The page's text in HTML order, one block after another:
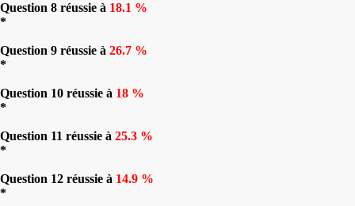
Question 8 réussie à 18.1 %
*
Question 9 réussie à 26.7 %
*
Question 10 réussie à 18 %
*
Question 11 réussie à 25.3 %
*
Question 12 réussie à 14.9 %
*